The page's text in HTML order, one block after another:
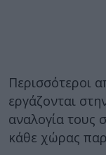
Περισσότεροι
εργάζονται
αναλογία τους
κάθε χώρας